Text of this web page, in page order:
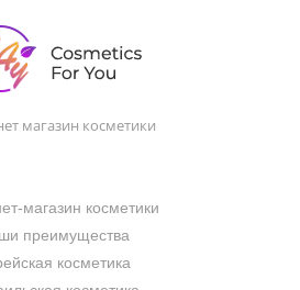
магазин косметики
магазин косметики
преимущества
косметика